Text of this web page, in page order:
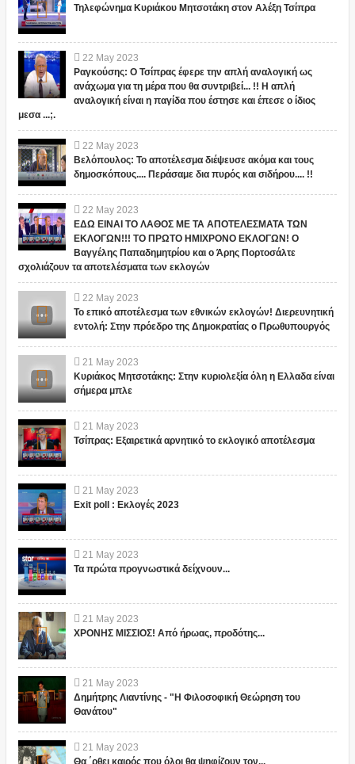
Τηλεφώνημα Κυριάκου Μητσοτάκη στον Αλέξη Τσίπρα
22 May 2023
Ραγκούσης: Ο Τσίπρας έφερε την απλή αναλογική ως
ανάχωμα για τη μέρα που θα συντριβεί... !! Η απλή
αναλογική είναι η παγίδα που έστησε και έπεσε ο ίδιος
μεσα ...;.
22 May 2023
Βελόπουλος: Το αποτέλεσμα διέψευσε ακόμα και τους
δημοσκόπους.... Περάσαμε δια πυρός και σιδήρου.... !!
22 May 2023
ΕΔΩ ΕΙΝΑΙ ΤΟ ΛΑΘΟΣ ΜΕ ΤΑ ΑΠΟΤΕΛΕΣΜΑΤΑ ΤΩΝ
ΕΚΛΟΓΩΝ!!! ΤΟ ΠΡΩΤΟ ΗΜΙΧΡΟΝΟ ΕΚΛΟΓΩΝ! Ο
Βαγγέλης Παπαδημητρίου και ο Άρης Πορτοσάλτε
σχολιάζουν τα αποτελέσματα των εκλογών
22 May 2023
Το επικό αποτέλεσμα των εθνικών εκλογών! Διερευνητική
εντολή: Στην πρόεδρο της Δημοκρατίας ο Πρωθυπουργός
21 May 2023
Κυριάκος Μητσοτάκης: Στην κυριολεξία όλη η Ελλαδα είναι
σήμερα μπλε
21 May 2023
Τσίπρας: Εξαιρετικά αρνητικό το εκλογικό αποτέλεσμα
21 May 2023
Exit poll : Εκλογές 2023
21 May 2023
Τα πρώτα προγνωστικά δείχνουν...
21 May 2023
ΧΡΟΝΗΣ ΜΙΣΣΙΟΣ! Από ήρωας, προδότης...
21 May 2023
Δημήτρης Λιαντίνης - "Η Φιλοσοφική Θεώρηση του
Θανάτου"
21 May 2023
Θα ΄ρθει καιρός που όλοι θα ψηφίζουν τον...